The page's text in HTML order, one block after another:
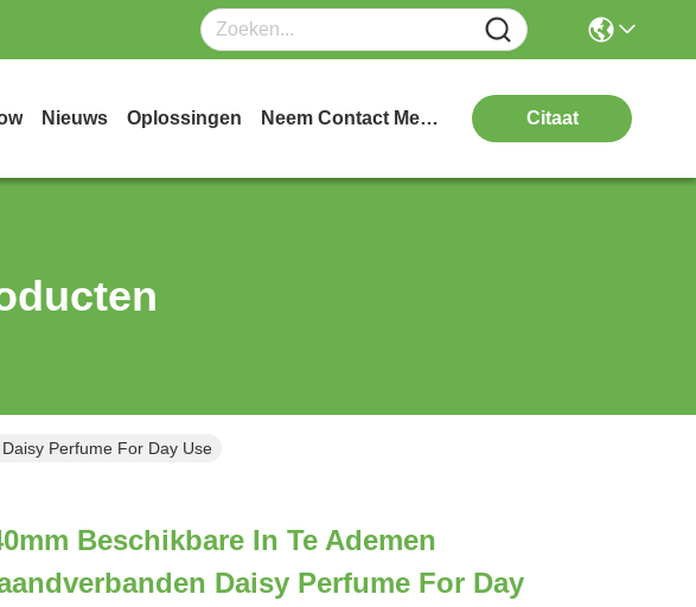
Nieuws Oplossingen Neem Contact Met Ons Op Citaat
Perfume For Day Use
Beschikbare In Te Ademen
Daisy Perfume For Day